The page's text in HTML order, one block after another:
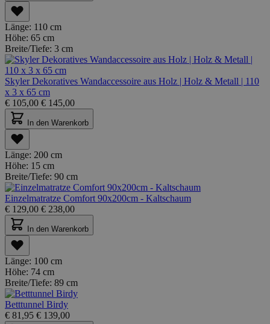
Länge: 110 cm
Höhe: 65 cm
Breite/Tiefe: 3 cm
Skyler Dekoratives Wandaccessoire aus Holz | Holz & Metall | 110
x 3 x 65 cm
€ 105,00 € 145,00
In den Warenkorb
Länge: 200 cm
Höhe: 15 cm
Breite/Tiefe: 90 cm
Einzelmatratze Comfort 90x200cm - Kaltschaum
€ 129,00 € 238,00
In den Warenkorb
Länge: 100 cm
Höhe: 74 cm
Breite/Tiefe: 89 cm
Betttunnel Birdy
€ 81,95 € 139,00